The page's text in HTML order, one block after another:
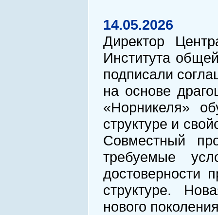
14.05.2026
Директор
Института
подписали
на основе
«Норникеля»
структуре и
Совместный
требуемые
достоверности
структуре.
нового